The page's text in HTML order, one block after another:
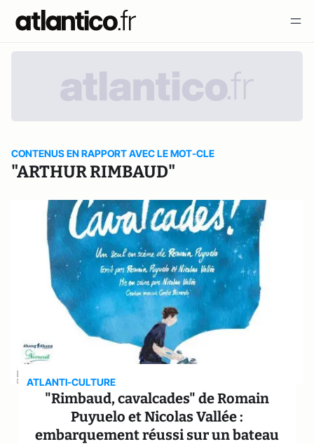
CONTENUS EN RAPPORT AVEC LE MOT-CLE
"ARTHUR RIMBAUD"
ATLANTI-CULTURE
"Rimbaud, cavalcades" de Romain
Puyuelo et Nicolas Vallée :
embarquement réussi sur un bateau